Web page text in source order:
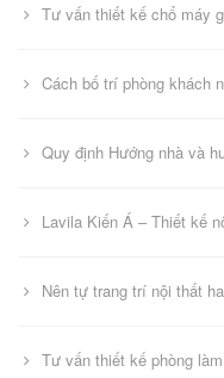
Tư vấn thiết kế chổ máy
Cách bố trí phòng khách
Quy định Hướng nhà và
Lavila Kiến Á – Thiết kế
Nên tự trang trí nội thất
Tư vấn thiết kế phòng